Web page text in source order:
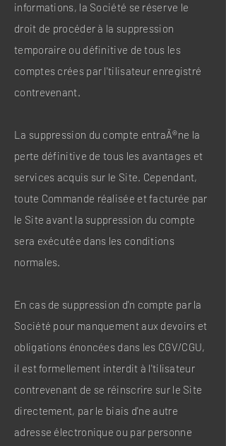
informations, la Société se réserve le
droit de procéder à la suppression
temporaire ou définitive de tous les
comptes crées par l'tilisateur enregistré
contrevenant.
La suppression du compte entraÃ®ne la
perte définitive de tous les avantages et
services acquis sur le Site. Cependant,
toute Commande réalisée et facturée par
le Site avant la suppression du compte
sera exécutée dans les conditions
normales.
En cas de suppression d'n compte par la
Société pour manquement aux devoirs et
obligations énoncées dans les CGV/CGU,
il est formellement interdit à l'tilisateur
contrevenant de se réinscrire sur le Site
directement, par le biais d'ne autre
adresse électronique ou par personne